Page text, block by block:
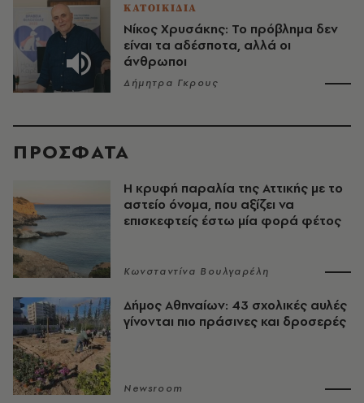
ΚΑΤΟΙΚΙΔΙΑ
Νίκος Χρυσάκης: Το πρόβλημα δεν
είναι τα αδέσποτα, αλλά οι
άνθρωποι
Δήμητρα Γκρους
ΠΡΟΣΦΑΤΑ
Η κρυφή παραλία της Αττικής με το
αστείο όνομα, που αξίζει να
επισκεφτείς έστω μία φορά φέτος
Κωνσταντίνα Βουλγαρέλη
Δήμος Αθηναίων: 43 σχολικές αυλές
γίνονται πιο πράσινες και δροσερές
Newsroom